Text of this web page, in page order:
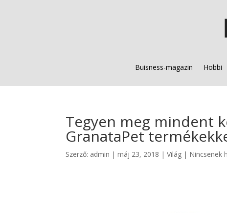
Buisness-magazin Hobbi
Tegyen meg mindent
GranataPet
Szerző: admin |máj 23, 2018 |Világ | Nincsenek